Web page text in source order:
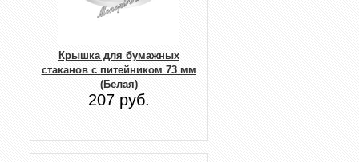
Крышка для бумажных
стаканов с питейником 73 мм
(Белая)
207 руб.